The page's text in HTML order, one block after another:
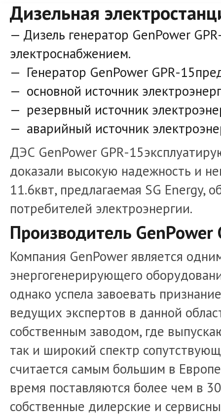
Дизельная
Дизель генератор GenPower
электроснабжением.
Генератор GenPower GPR-
основной источник
резервный источник
аварийный источник
ДЭС GenPower GPR-
доказали высокую надежность и
11.6квт, предлагаемая SG Energy,
потребителей электроэнергии.
Производитель GenPower
Компания GenPower является
энергогенерирующего
однако успела завоевать
ведущих экспертов в данной
собственным заводом, где
так и широкий спектр
считается самым большим в
время поставляются более чем в
собственные дилерские и